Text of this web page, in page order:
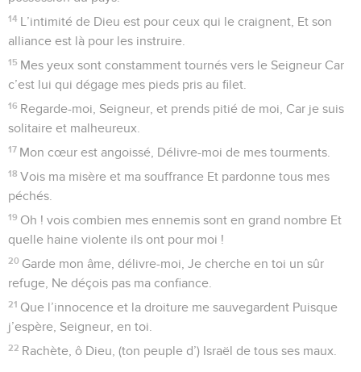
Dieu fort et vaillant, le héros des combats.
toutes grandes, portes de l’univers Pour que le Roi de gloire
Qui est ce Roi de gloire ? C’est le Dieu des armées, Le
Dieu de l’univers. C’est lui le Roi de gloire.
© 2013 - 2010 BLF Editions
Psaumes 25
Seuls les Évangiles sont disponibles en vidéo pour le moment.